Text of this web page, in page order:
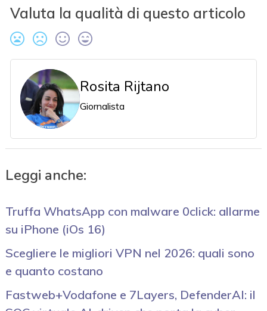
Valuta la qualità di questo articolo
Rosita Rijtano
Giornalista
Leggi anche:
Truffa WhatsApp con malware 0click: allarme
su iPhone (iOs 16)
Scegliere le migliori VPN nel 2026: quali sono
e quanto costano
Fastweb+Vodafone e 7Layers, DefenderAI: il